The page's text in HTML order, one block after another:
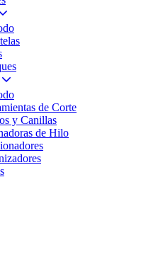
de Corte
y Canillas
de Hilo